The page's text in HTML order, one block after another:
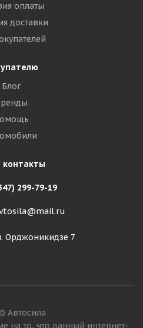
оплаты
доставки
Блог
299-79-19
Орджоникидзе 7
Автосила
на то, что данный интернет-